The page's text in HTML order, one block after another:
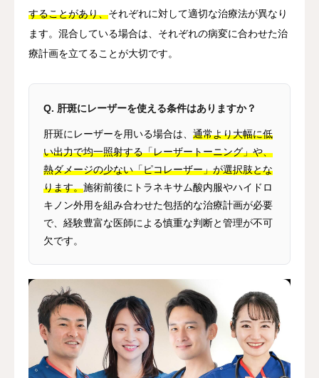
することがあり、それぞれに対して適切な治療法が異なり
ます。混合している場合は、それぞれの病変に合わせた治
療計画を立てることが大切です。
Q. 肝斑にレーザーを使える条件はありますか？
肝斑にレーザーを用いる場合は、 通常より大幅に低
い出力で均一照射する「レーザートーニング」や、
熱ダメージの少ない「ピコレーザー」が選択肢とな
ります。施術前後にトラネキサム酸内服やハイドロ
キノン外用を組み合わせた包括的な治療計画が必要
で、経験豊富な医師による慎重な判断と管理が不可
欠です。